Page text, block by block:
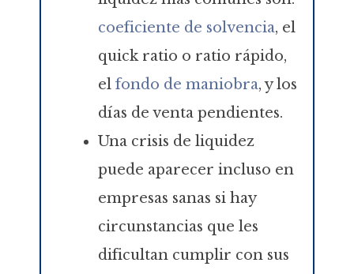
coeficiente de solvencia, el
quick ratio o ratio rápido,
el fondo de maniobra, y los
días de venta pendientes.
Una crisis de liquidez
puede aparecer incluso en
empresas sanas si hay
circunstancias que les
dificultan cumplir con sus